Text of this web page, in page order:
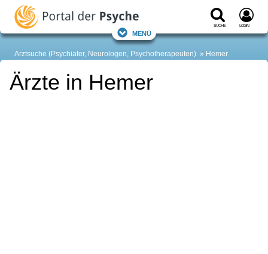
Suche Login
Menü
Arztsuche (Psychiater, Neurologen, Psychotherapeuten) Hemer
Ärzte in Hemer